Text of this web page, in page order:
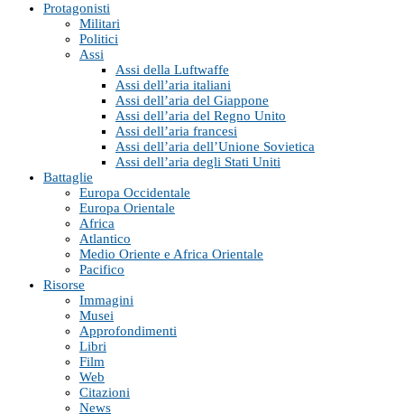
Protagonisti
Militari
Politici
Assi
Assi della Luftwaffe
Assi dell’aria italiani
Assi dell’aria del Giappone
Assi dell’aria del Regno Unito
Assi dell’aria francesi
Assi dell’aria dell’Unione Sovietica
Assi dell’aria degli Stati Uniti
Battaglie
Europa Occidentale
Europa Orientale
Africa
Atlantico
Medio Oriente e Africa Orientale
Pacifico
Risorse
Immagini
Musei
Approfondimenti
Libri
Film
Web
Citazioni
News